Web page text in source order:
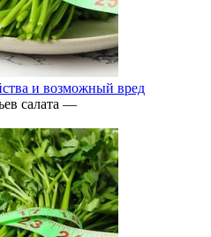
и возможный вред
салата —